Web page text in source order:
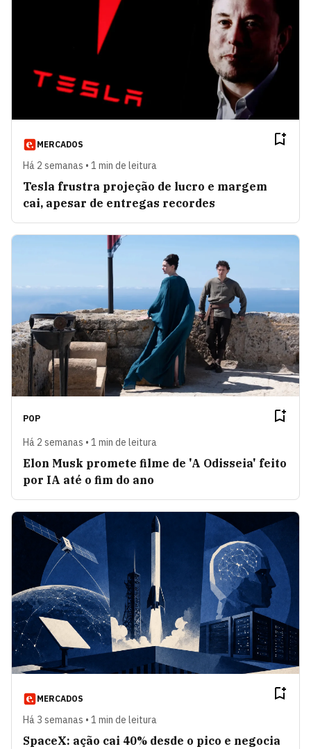
MERCADOS
Há 2 semanas • 1 min de leitura
Tesla frustra projeção de lucro e margem
cai, apesar de entregas recordes
POP
Há 2 semanas • 1 min de leitura
Elon Musk promete filme de 'A Odisseia' feito
por IA até o fim do ano
MERCADOS
Há 3 semanas • 1 min de leitura
SpaceX: ação cai 40% desde o pico e negocia